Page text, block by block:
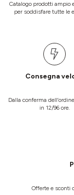
Catalogo prodotti ampio
per soddisfare tutte le
Consegna
Dalla conferma
in 12/96 ore.
Offerte e sconti